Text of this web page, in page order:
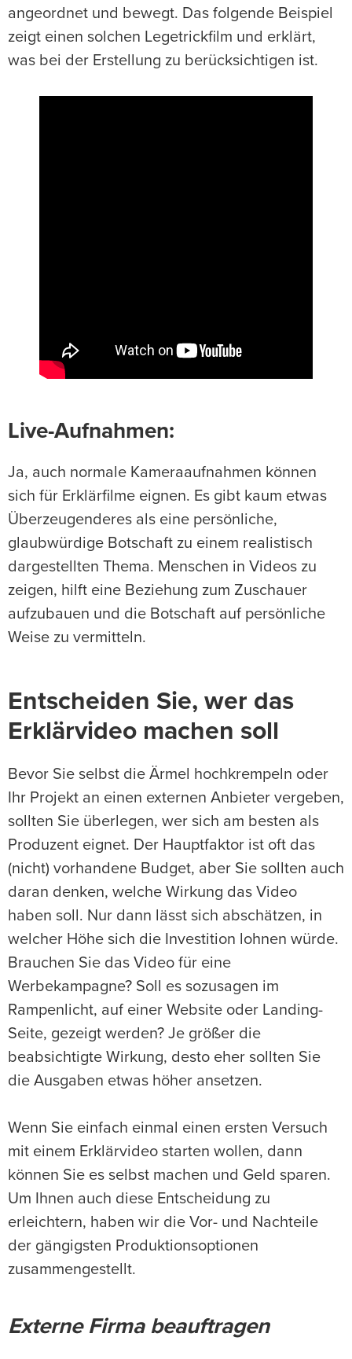
angeordnet und bewegt. Das folgende Beispiel
zeigt einen solchen Legetrickfilm und erklärt,
was bei der Erstellung zu berücksichtigen ist.
Live-Aufnahmen:
Ja, auch normale Kameraaufnahmen können
sich für Erklärfilme eignen. Es gibt kaum etwas
Überzeugenderes als eine persönliche,
glaubwürdige Botschaft zu einem realistisch
dargestellten Thema. Menschen in Videos zu
zeigen, hilft eine Beziehung zum Zuschauer
aufzubauen und die Botschaft auf persönliche
Weise zu vermitteln.
Entscheiden Sie, wer das
Erklärvideo machen soll
Bevor Sie selbst die Ärmel hochkrempeln oder
Ihr Projekt an einen externen Anbieter vergeben,
sollten Sie überlegen, wer sich am besten als
Produzent eignet. Der Hauptfaktor ist oft das
(nicht) vorhandene Budget, aber Sie sollten auch
daran denken, welche Wirkung das Video
haben soll. Nur dann lässt sich abschätzen, in
welcher Höhe sich die Investition lohnen würde.
Brauchen Sie das Video für eine
Werbekampagne? Soll es sozusagen im
Rampenlicht, auf einer Website oder Landing-
Seite, gezeigt werden? Je größer die
beabsichtigte Wirkung, desto eher sollten Sie
die Ausgaben etwas höher ansetzen.
Wenn Sie einfach einmal einen ersten Versuch
mit einem Erklärvideo starten wollen, dann
können Sie es selbst machen und Geld sparen.
Um Ihnen auch diese Entscheidung zu
erleichtern, haben wir die Vor- und Nachteile
der gängigsten Produktionsoptionen
zusammengestellt.
Externe Firma beauftragen